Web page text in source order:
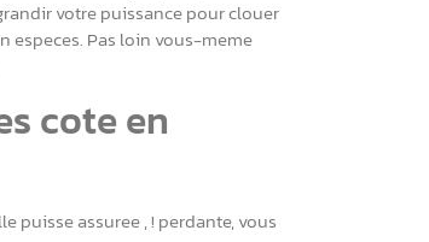
votre puissance pour clouer
especes. Pas loin vous-meme
cote en
puisse assuree , ! perdante, vous